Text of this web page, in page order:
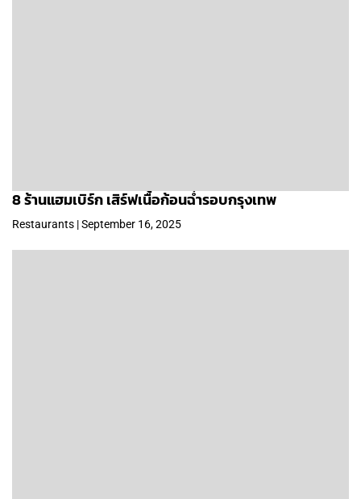
8 ร้านแฮมเบิร์ก เสิร์ฟเนื้อก้อนฉ่ำรอบกรุงเทพ
Restaurants | September 16, 2025